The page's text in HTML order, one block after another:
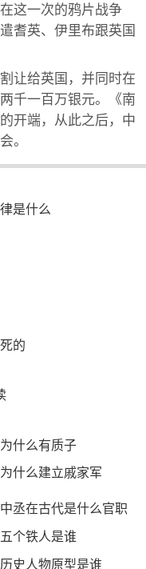
这一次的鸦片战争
耆英、伊里布跟英国
让给英国，并同时在
千一百万银元。《南
开端，从此之后，中
。
是什么
的
什么有质子
什么建立戚家军
丞在古代是什么官职
个铁人是谁
史人物原型是谁